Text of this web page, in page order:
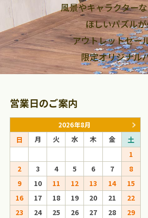
風景やキャラクター
ほしいパズル
アウトレットセー
限定オリジナル
営業日のご案内
2026年8月
日 月 火 水 木 金
土
1
2
3 4 5 6 7
8
9
10 11 12 13 14
15
16
17 18 19 20 21
22
23
24 25 26 27 28
29